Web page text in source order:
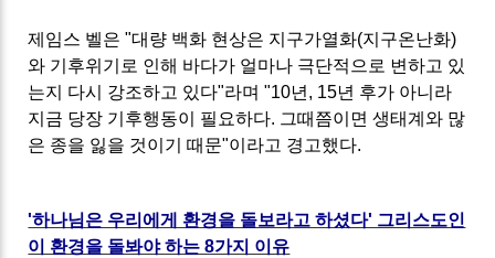
제임스 벨은 "대량 백화 현상은 지구가열화(지구온난화)
와 기후위기로 인해 바다가 얼마나 극단적으로 변하고 있
는지 다시 강조하고 있다"라며 "10년, 15년 후가 아니라
지금 당장 기후행동이 필요하다. 그때쯤이면 생태계와 많
은 종을 잃을 것이기 때문"이라고 경고했다.
'하나님은 우리에게 환경을 돌보라고 하셨다' 그리스도인
이 환경을 돌봐야 하는 8가지 이유